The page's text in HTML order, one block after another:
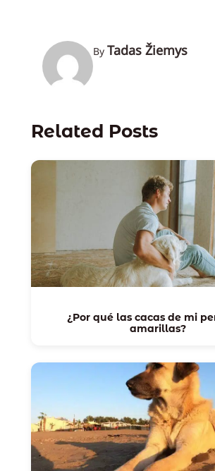
By Tadas Žiemys
Related Posts
¿Por qué las cacas de mi
amarillas?